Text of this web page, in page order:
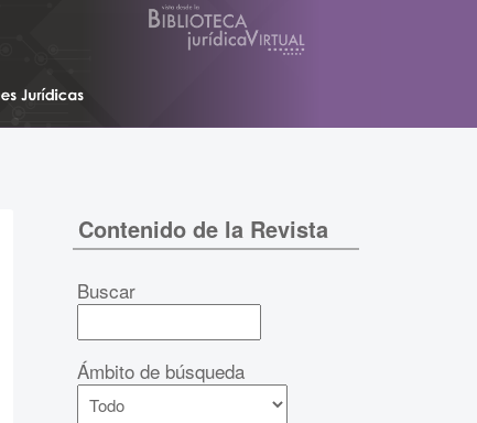
Contenido de la Revista
Buscar
Ámbito de búsqueda